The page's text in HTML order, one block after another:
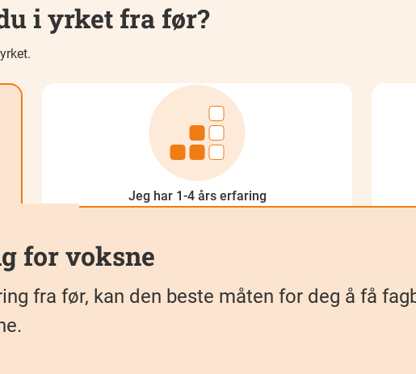
i yrket fra før?
Jeg har 1-4 års erfaring
for voksne
fra før, kan den beste måten for deg å få